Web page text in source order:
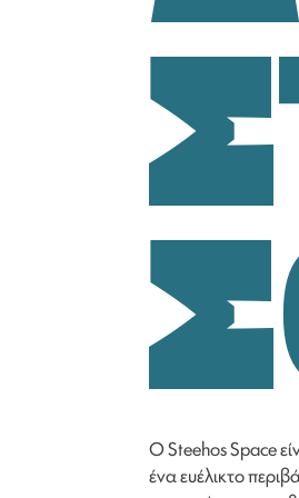
Ο Steehos Space
ένα ευέλικτο